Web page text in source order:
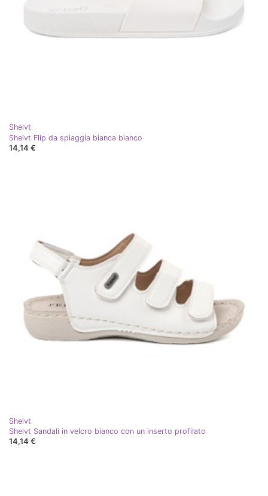
Shelvt
Shelvt Flip da spiaggia bianca bianco
14,14 €
Shelvt
Shelvt Sandali in velcro bianco con un inserto profilato
14,14 €